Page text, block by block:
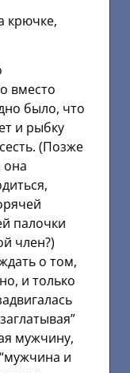
крючке,
вместо
было, что
и рыбку
(Позже
она
палочки
член?)
о том,
и только
мужчину,
и